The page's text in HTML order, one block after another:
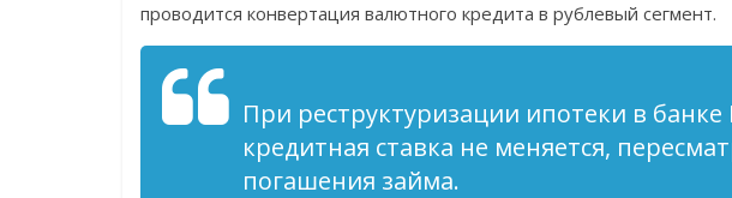
проводится конвертация валютного кредита в рублевый сегмент.
При реструктуризации ипотеки в банке
кредитная ставка не меняется,
погашения займа.